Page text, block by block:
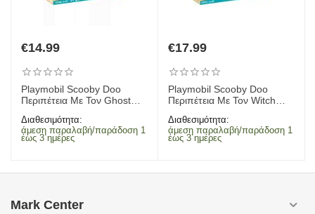
€14.99
Playmobil Scooby Doo
Περιπέτεια Με Τον Ghost
Διαθεσιμότητα:
άμεση παραλαβή/παράδοση 1
έως 3 ημέρες
€17.99
Playmobil Scooby Doo
Περιπέτεια Με Τον Witch
Διαθεσιμότητα:
άμεση παραλαβή/παράδοση 1
έως 3 ημέρες
Mark Center